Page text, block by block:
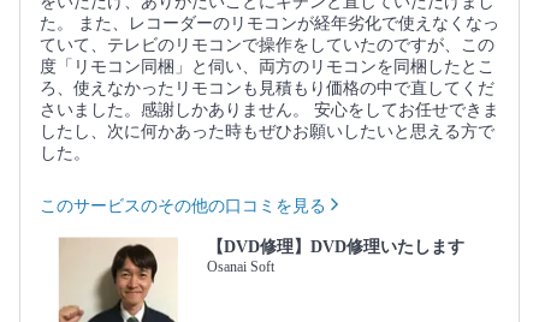
た。 また、レコーダーのリモコンが経年劣化で使えなくなっ
ていて、テレビのリモコンで操作をしていたのですが、この
度「リモコン同梱」と伺い、両方のリモコンを同梱したとこ
ろ、使えなかったリモコンも見積もり価格の中で直してくだ
さいました。感謝しかありません。 安心をしてお任せできま
したし、次に何かあった時もぜひお願いしたいと思える方で
した。
このサービスのその他の口コミを見る
【DVD修理】DVD修理いたします
Osanai Soft